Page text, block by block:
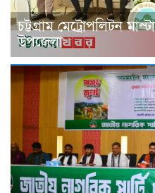
চট্টগ্রাম মেট্রোপলিটন
উপজেলা